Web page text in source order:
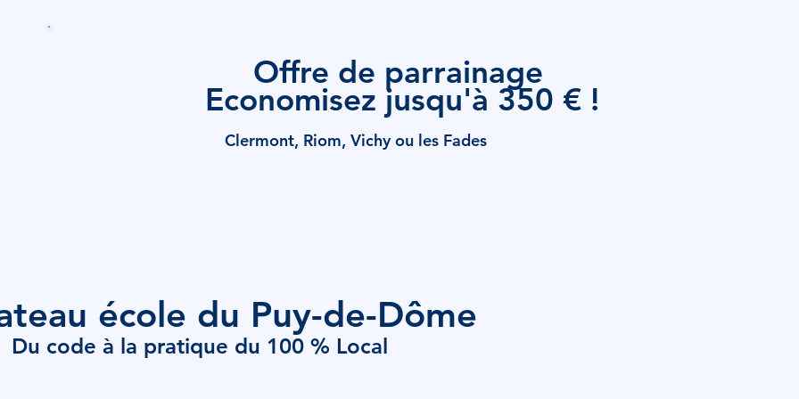
Offre de parrainage
Economisez jusqu'à 350 € !
Clermont, Riom, Vichy ou les Fades
école du Puy-de-Dôme
Du code à la pratique du 100 % Local